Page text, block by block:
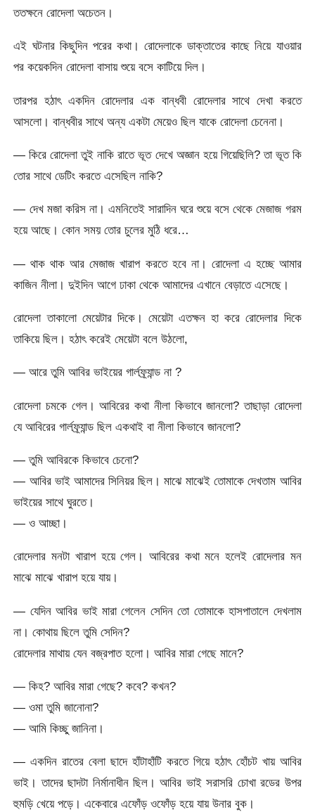
ততক্ষনে রোদেলা অচেতন।
এই ঘটনার কিছুদিন পরের কথা। রোদেলাকে ডাক্তাতের কাছে নিয়ে যাওয়ার
পর কয়েকদিন রোদেলা বাসায় শুয়ে বসে কাটিয়ে দিল।
তারপর হঠাৎ একদিন রোদেলার এক বান্ধবী রোদেলার সাথে দেখা করতে
আসলো। বান্ধবীর সাথে অন্য একটা মেয়েও ছিল যাকে রোদেলা চেনেনা।
— কিরে রোদেলা তুই নাকি রাতে ভূত দেখে অজ্ঞান হয়ে গিয়েছিলি? তা ভূত কি
তোর সাথে ডেটিং করতে এসেছিল নাকি?
— দেখ মজা করিস না। এমনিতেই সারাদিন ঘরে শুয়ে বসে থেকে মেজাজ গরম
হয়ে আছে। কোন সময় তোর চুলের মুঠি ধরে…
— থাক থাক আর মেজাজ খারাপ করতে হবে না। রোদেলা এ হচ্ছে আমার
কাজিন নীলা। দুইদিন আগে ঢাকা থেকে আমাদের এখানে বেড়াতে এসেছে।
রোদেলা তাকালো মেয়েটার দিকে। মেয়েটা এতক্ষন হা করে রোদেলার দিকে
তাকিয়ে ছিল। হঠাৎ করেই মেয়েটা বলে উঠলো,
— আরে তুমি আবির ভাইয়ের গার্লফ্র্যান্ড না ?
রোদেলা চমকে গেল। আবিরের কথা নীলা কিভাবে জানলো? তাছাড়া রোদেলা
যে আবিরের গার্লফ্র্যান্ড ছিল একথাই বা নীলা কিভাবে জানলো?
— তুমি আবিরকে কিভাবে চেনো?
— আবির ভাই আমাদের সিনিয়র ছিল। মাঝে মাঝেই তোমাকে দেখতাম আবির
ভাইয়ের সাথে ঘুরতে।
— ও আচ্ছা।
রোদেলার মনটা খারাপ হয়ে গেল। আবিরের কথা মনে হলেই রোদেলার মন
মাঝে মাঝে খারাপ হয়ে যায়।
— যেদিন আবির ভাই মারা গেলেন সেদিন তো তোমাকে হাসপাতালে দেখলাম
না। কোথায় ছিলে তুমি সেদিন?
রোদেলার মাথায় যেন বজ্রপাত হলো। আবির মারা গেছে মানে?
— কিহ? আবির মারা গেছে? কবে? কখন?
— ওমা তুমি জানোনা?
— আমি কিচ্ছু জানিনা।
— একদিন রাতের বেলা ছাদে হাঁটাহাঁটি করতে গিয়ে হঠাৎ হোঁচট খায় আবির
ভাই। তাদের ছাদটা নির্মানাধীন ছিল। আবির ভাই সরাসরি চোখা রডের উপর
হুমড়ি খেয়ে পড়ে। একেবারে এফোঁড় ওফোঁড় হয়ে যায় উনার বুক।